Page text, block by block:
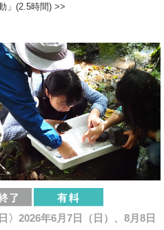
」(2.5時間) >>
〉2026年6月7日（日）、8月8日